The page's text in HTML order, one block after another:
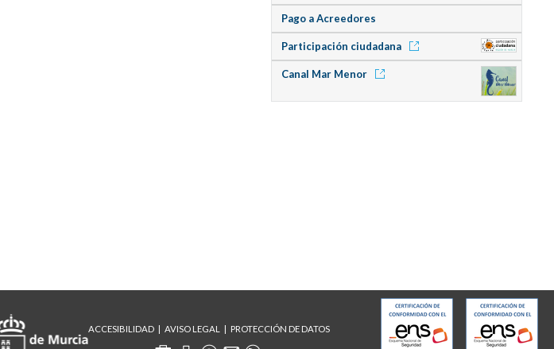
Pago a Acreedores
Participación ciudadana
Canal Mar Menor
ACCESIBILIDAD AVISO LEGAL PROTECCIÓN DE DATOS